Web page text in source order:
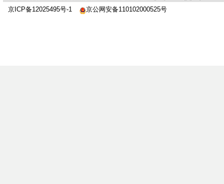
京ICP备12025495号-1
京公网安备110102000525号